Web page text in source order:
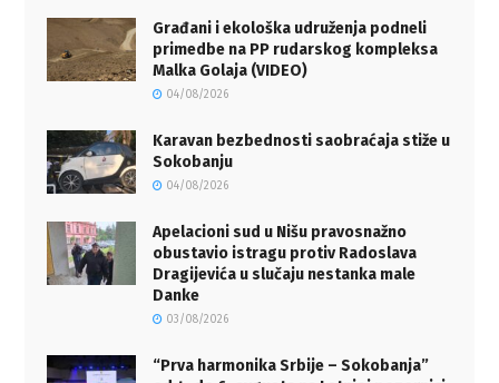
Građani i ekološka udruženja podneli
primedbe na PP rudarskog kompleksa
Malka Golaja (VIDEO)
04/08/2026
Karavan bezbednosti saobraćaja stiže u
Sokobanju
04/08/2026
Apelacioni sud u Nišu pravosnažno
obustavio istragu protiv Radoslava
Dragijevića u slučaju nestanka male
Danke
03/08/2026
“Prva harmonika Srbije – Sokobanja”